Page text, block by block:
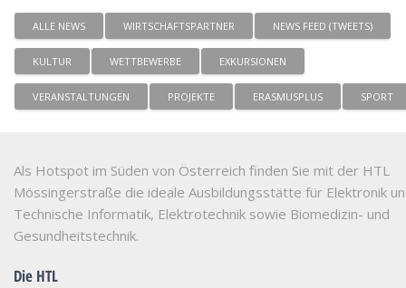
ALLE NEWS WIRTSCHAFTSPARTNER NEWS FEED (TWEETS)
KULTUR WETTBEWERBE EXKURSIONEN
VERANSTALTUNGEN PROJEKTE ERASMUSPLUS SPORT
Als Hotspot im Süden von Österreich finden Sie mit der HTL
Mössingerstraße die ideale Ausbildungsstätte für Elektronik
Technische Informatik, Elektrotechnik sowie Biomedizin- und
Gesundheitstechnik.
Die HTL